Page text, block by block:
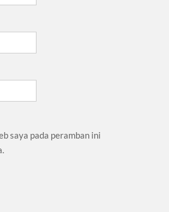
saya pada peramban ini